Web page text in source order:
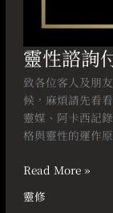
靈性諮詢
致各位客人及朋
候，麻煩請先看
靈媒、阿卡西記
格與靈性的運作
Read More »
靈修